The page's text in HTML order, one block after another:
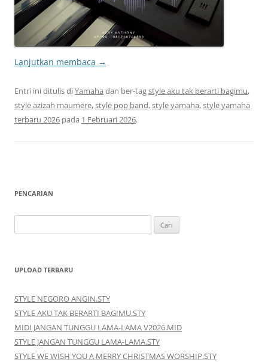
Lanjutkan membaca →
Entri ini ditulis diYamaha dan ber-tagstyle aku tak berarti bagimu,
style azizah maumere,style pop band,style yamaha,style yamaha
terbaru 2026 pada 1 Februari 2026.
PENCARIAN
untuk:
UPLOAD TERBARU
STYLE NEGORO ANGIN.STY
STYLE AKU TAK BERARTI BAGIMU.STY
MIDI JANGAN TUNGGU LAMA-LAMA V2026.MID
STYLE JANGAN TUNGGU LAMA-LAMA.STY
STYLE WE WISH YOU A MERRY CHRISTMAS WORSHIP.STY